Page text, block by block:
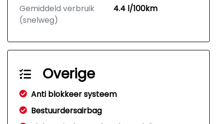
Gemiddeld verbruik
(snelweg)
4.4 l/100km
Overige
Anti blokkeer systeem
Bestuurdersairbag